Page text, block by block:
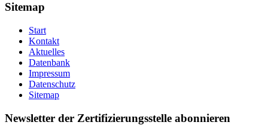
Sitemap
Start
Kontakt
Aktuelles
Datenbank
Impressum
Datenschutz
Sitemap
Newsletter der Zertifizierungsstelle abonnieren